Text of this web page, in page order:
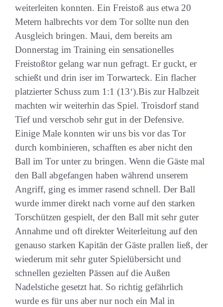
weiterleiten konnten. Ein Freistoß aus etwa 20
Metern halbrechts vor dem Tor sollte nun den
Ausgleich bringen. Maui, dem bereits am
Donnerstag im Training ein sensationelles
Freistoßtor gelang war nun gefragt. Er guckt, er
schießt und drin iser im Torwarteck. Ein flacher
platzierter Schuss zum 1:1 (13‘).Bis zur Halbzeit
machten wir weiterhin das Spiel. Troisdorf stand
Tief und verschob sehr gut in der Defensive.
Einige Male konnten wir uns bis vor das Tor
durch kombinieren, schafften es aber nicht den
Ball im Tor unter zu bringen. Wenn die Gäste mal
den Ball abgefangen haben während unserem
Angriff, ging es immer rasend schnell. Der Ball
wurde immer direkt nach vorne auf den starken
Torschützen gespielt, der den Ball mit sehr guter
Annahme und oft direkter Weiterleitung auf den
genauso starken Kapitän der Gäste prallen ließ, der
wiederum mit sehr guter Spielübersicht und
schnellen gezielten Pässen auf die Außen
Nadelstiche gesetzt hat. So richtig gefährlich
wurde es für uns aber nur noch ein Mal in